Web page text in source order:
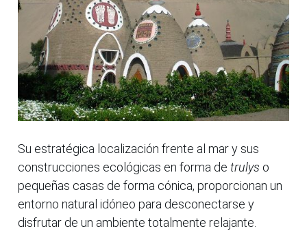
Su estratégica localización frente al mar y sus
construcciones ecológicas en forma de trulys o
pequeñas casas de forma cónica, proporcionan un
entorno natural idóneo para desconectarse y
disfrutar de un ambiente totalmente relajante.